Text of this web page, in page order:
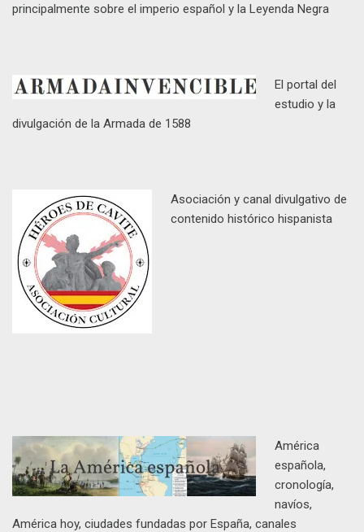
principalmente sobre el imperio español y la Leyenda Negra
El portal del
estudio y la
divulgación de la Armada de 1588
Asociación y canal divulgativo de
contenido histórico hispanista
América
española,
cronología,
navíos,
América hoy, ciudades fundadas por España, canales